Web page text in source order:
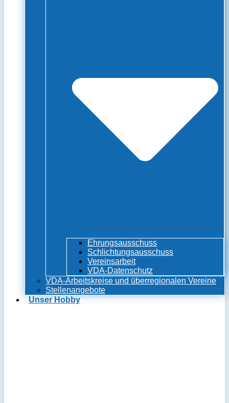
Ehrungsausschuss
Schlichtungsausschuss
Vereinsarbeit
VDA-Datenschutz
VDA-Arbeitskreise und überregionalen Vereine
Stellenangebote
Unser Hobby